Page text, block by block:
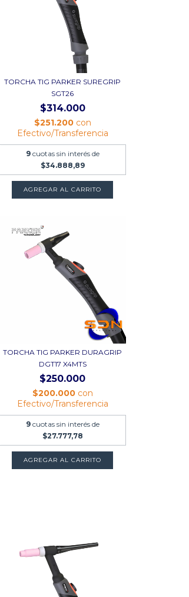
TORCHA TIG PARKER SUREGRIP
SGT26
$314.000
$251.200 con
Efectivo/Transferencia
9 cuotas sin interés de
$34.888,89
AGREGAR AL CARRITO
TORCHA TIG PARKER DURAGRIP
DGT17 X4MTS
$250.000
$200.000 con
Efectivo/Transferencia
9 cuotas sin interés de
$27.777,78